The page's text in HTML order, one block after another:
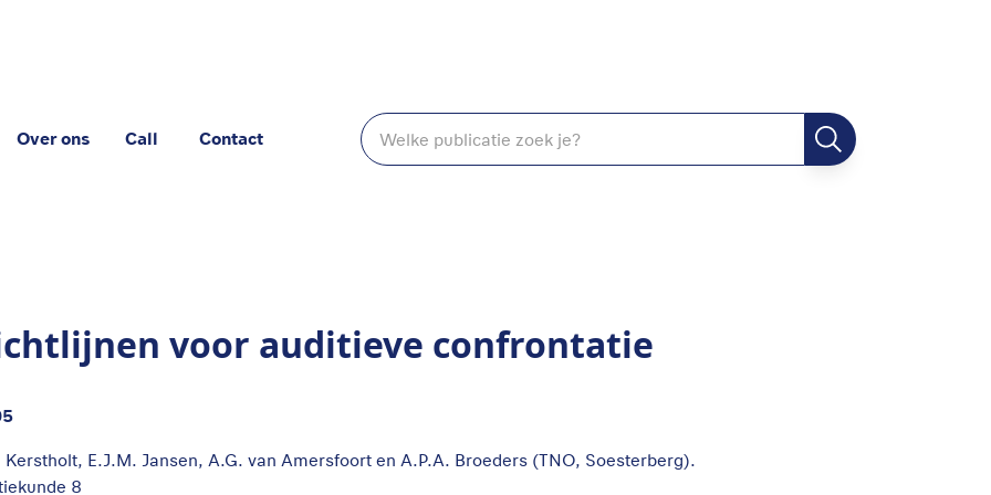
Over ons Call Contact
voor auditieve confrontatie
Kerstholt, E.J.M. Jansen, A.G. van Amersfoort en A.P.A. Broeders (TNO, Soesterberg).
8